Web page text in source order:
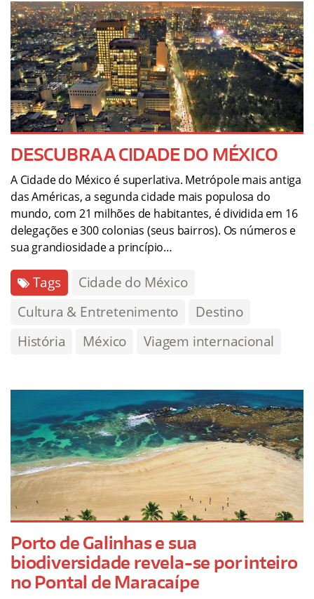
DESCUBRA A CIDADE DO MÉXICO
A Cidade do México é superlativa. Metrópole mais antiga
das Américas, a segunda cidade mais populosa do
mundo, com 21 milhões de habitantes, é dividida em 16
delegações e 300 colonias (seus bairros). Os números e
sua grandiosidade a princípio…
Tags
Cidade do México
Cultura & Entretenimento
Destino
História
México Viagem internacional
Porto de Galinhas e sua
biodiversidade revela-se por inteiro
no Pontal de Maracaípe